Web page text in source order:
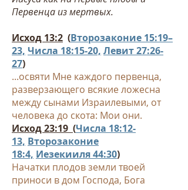
Первенца из мертвых.
Исход 13:2 (Второзаконие 15:19–
23, Числа 18:15-20, Левит 27:26-
27)
...освяти Мне каждого первенца,
разверзающего всякие ложесна
между сынами Израилевыми, от
человека до скота: Мои они.
Исход 23:19 (Числа 18:12-
13, Второзаконие
18:4, Иезекииля 44:30)
Начатки плодов земли твоей
приноси в дом Господа, Бога